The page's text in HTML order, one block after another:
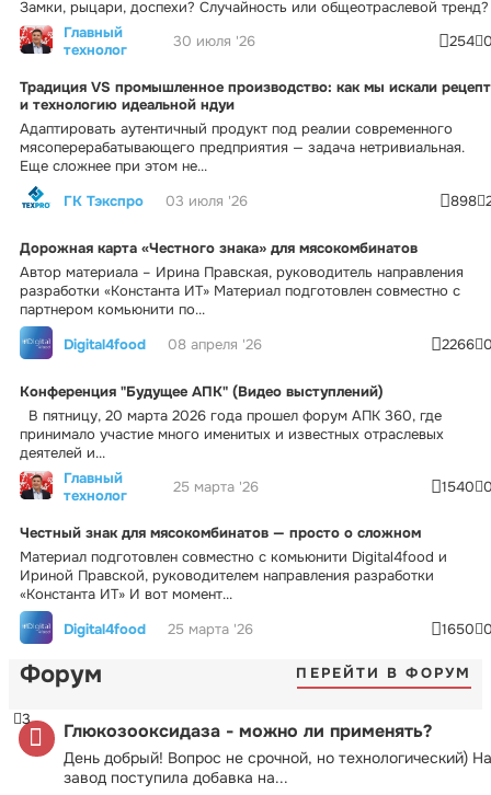
Замки, рыцари, доспехи? Случайность или общеотраслевой тренд?
Главный
технолог
30 июля '26 254
Традиция VS промышленное производство: как мы искали рецепт
и технологию идеальной ндуи
Адаптировать аутентичный продукт под реалии современного
мясоперерабатывающего предприятия — задача нетривиальная.
Еще сложнее при этом не...
ГК Тэкспро
03 июля '26 898
Дорожная карта «Честного знака» для мясокомбинатов
Автор материала – Ирина Правская, руководитель направления
разработки «Константа ИТ» Материал подготовлен совместно с
партнером комьюнити по...
Digital4food
08 апреля '26 2266
Конференция "Будущее АПК" (Видео выступлений)
В пятницу, 20 марта 2026 года прошел форум АПК 360, где
принимало участие много именитых и известных отраслевых
деятелей и...
Главный
технолог
25 марта '26 1540
Честный знак для мясокомбинатов — просто о сложном
Материал подготовлен совместно с комьюнити Digital4food и
Ириной Правской, руководителем направления разработки
«Константа ИТ» И вот момент...
Digital4food
25 марта '26 1650
Форум ПЕРЕЙТИ В ФОРУМ
Глюкозооксидаза - можно ли применять?
День добрый! Вопрос не срочной, но технологический) На
завод поступила добавка на...
3